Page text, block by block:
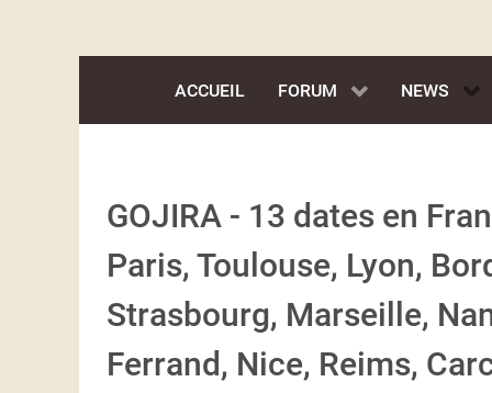
ACCUEIL FORUM NEWS
GOJIRA - 13 dates en
Paris, Toulouse, Lyon,
Strasbourg, Marseille,
Ferrand, Nice, Reims,